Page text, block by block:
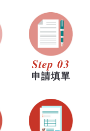
Step 03
申請填單